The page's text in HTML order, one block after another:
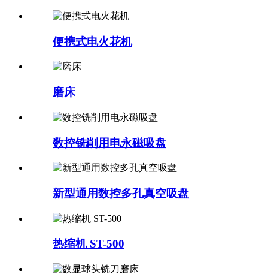
便携式电火花机
磨床
数控铣削用电永磁吸盘
新型通用数控多孔真空吸盘
热缩机 ST-500